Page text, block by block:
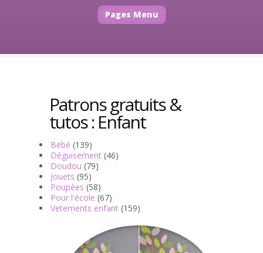
Pages Menu
Patrons gratuits &
tutos : Enfant
Bébé (139)
Déguisement (46)
Doudou (79)
Jouets (95)
Poupées (58)
Pour l'école (67)
Vetements enfant (159)